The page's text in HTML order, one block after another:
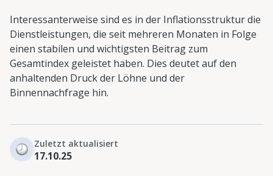
Interessanterweise sind es in der Inflationsstruktur die
Dienstleistungen, die seit mehreren Monaten in Folge
einen stabilen und wichtigsten Beitrag zum
Gesamtindex geleistet haben. Dies deutet auf den
anhaltenden Druck der Löhne und der
Binnennachfrage hin.
Zuletzt aktualisiert
17.10.25